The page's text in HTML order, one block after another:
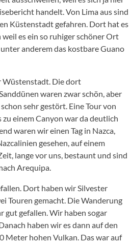
handelt. Von Lima aus sind
Küstenstadt gefahren. Dort hat es
es ein so ruhiger schöner Ort
anderem das kostbare Guano
Wüstenstadt. Die dort
waren zwar schön, aber
sehr gestört. Eine Tour von
einem Canyon war da deutlich
waren wir einen Tag in Nazca,
gesehen, auf einem
lange vor uns, bestaunt und sind
Arequipa.
Dort haben wir Silvester
Touren gemacht. Die Wanderung
gut gefallen. Wir haben sogar
haben wir es dann auf den
Meter hohen Vulkan. Das war auf